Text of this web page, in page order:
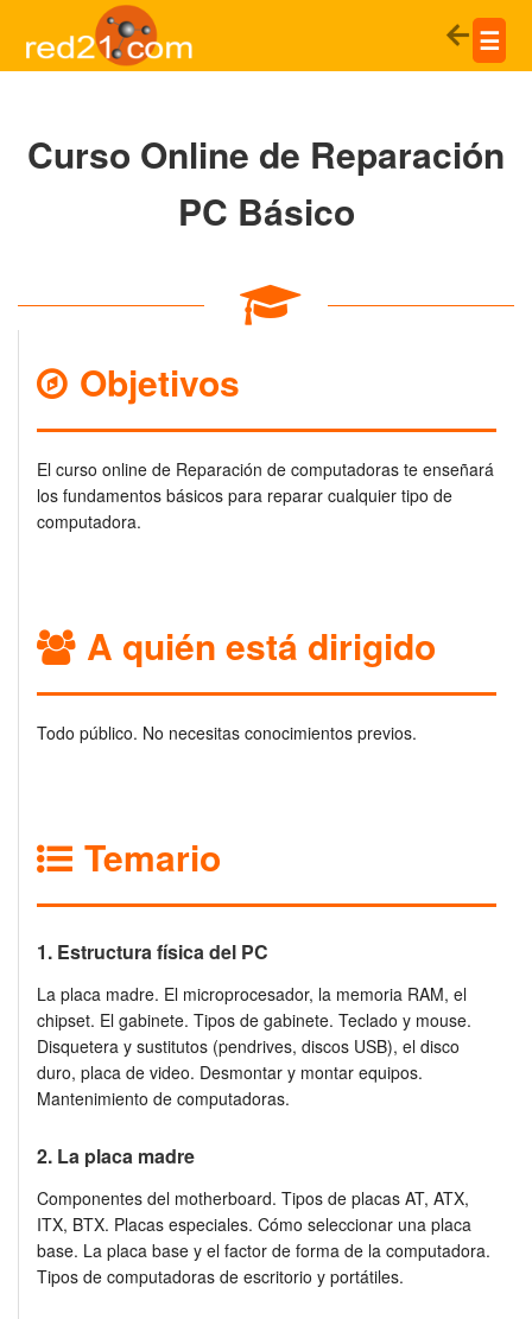
☰
Curso Online de Reparación
PC Básico
Objetivos
El curso online de Reparación de computadoras te enseñará
los fundamentos básicos para reparar cualquier tipo de
computadora.
A quién está dirigido
Todo público. No necesitas conocimientos previos.
Temario
1. Estructura física del PC
La placa madre. El microprocesador, la memoria RAM, el
chipset. El gabinete. Tipos de gabinete. Teclado y mouse.
Disquetera y sustitutos (pendrives, discos USB), el disco
duro, placa de video. Desmontar y montar equipos.
Mantenimiento de computadoras.
2. La placa madre
Componentes del motherboard. Tipos de placas AT, ATX,
ITX, BTX. Placas especiales. Cómo seleccionar una placa
base. La placa base y el factor de forma de la computadora.
Tipos de computadoras de escritorio y portátiles.